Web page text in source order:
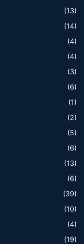
(13)
(14)
(4)
(4)
(3)
(6)
(1)
(2)
(5)
(6)
(13)
(6)
(39)
(10)
(4)
(19)